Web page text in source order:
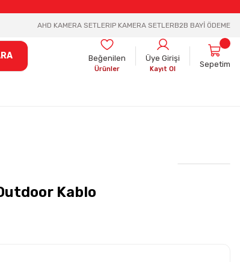
AHD KAMERA SETLERIP KAMERA SETLERB2B BAYİ ÖDEME
Beğenilen
Ürünler
Üye Girişi
Kayıt Ol
Sepetim
Kablo